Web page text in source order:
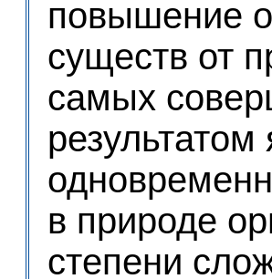
повышение
существ от
самых
результатом
в природе
степени